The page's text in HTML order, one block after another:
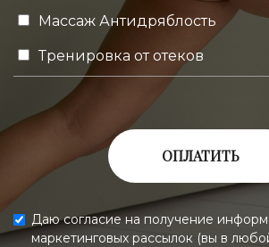
Массаж Антидряблость
Тренировка от отеков
ОПЛАТИТЬ
Даю согласие на получение
маркетинговых рассылок (вы в